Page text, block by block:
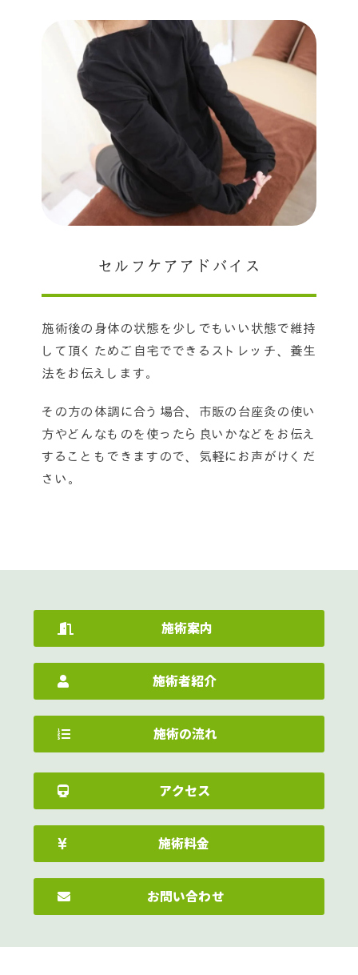
セルフケアアドバイス
施術後の身体の状態を少しでもいい状態で維持
して頂くためご自宅でできるストレッチ、養生
法をお伝えします。
その方の体調に合う場合、市販の台座灸の使い
方やどんなものを使ったら良いかなどをお伝え
することもできますので、気軽にお声がけくだ
さい。
施術案内
施術者紹介
施術の流れ
アクセス
施術料金
お問い合わせ